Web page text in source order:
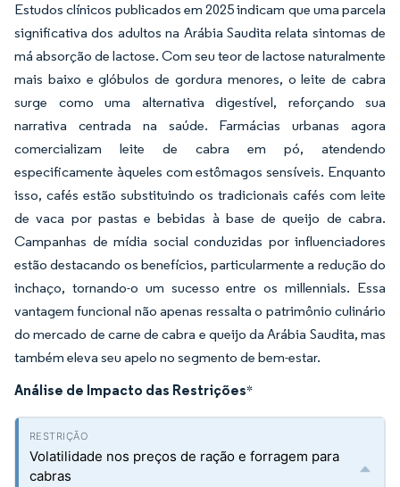
Estudos clínicos publicados em 2025 indicam que uma parcela
significativa dos adultos na Arábia Saudita relata sintomas de
má absorção de lactose. Com seu teor de lactose naturalmente
mais baixo e glóbulos de gordura menores, o leite de cabra
surge como uma alternativa digestível, reforçando sua
narrativa centrada na saúde. Farmácias urbanas agora
comercializam leite de cabra em pó, atendendo
especificamente àqueles com estômagos sensíveis. Enquanto
isso, cafés estão substituindo os tradicionais cafés com leite
de vaca por pastas e bebidas à base de queijo de cabra.
Campanhas de mídia social conduzidas por influenciadores
estão destacando os benefícios, particularmente a redução do
inchaço, tornando-o um sucesso entre os millennials. Essa
vantagem funcional não apenas ressalta o patrimônio culinário
do mercado de carne de cabra e queijo da Arábia Saudita, mas
também eleva seu apelo no segmento de bem-estar.
Análise de Impacto das Restrições*
Volatilidade nos preços de ração e forragem para
cabras